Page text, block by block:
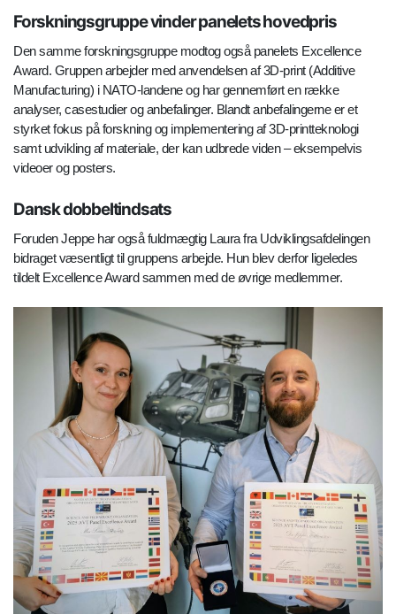
Forskningsgruppe vinder panelets hovedpris
Den samme forskningsgruppe modtog også panelets Excellence
Award. Gruppen arbejder med anvendelsen af 3D-print (Additive
Manufacturing) i NATO-landene og har gennemført en række
analyser, casestudier og anbefalinger. Blandt anbefalingerne er et
styrket fokus på forskning og implementering af 3D-printteknologi
samt udvikling af materiale, der kan udbrede viden – eksempelvis
videoer og posters.
Dansk dobbeltindsats
Foruden Jeppe har også fuldmægtig Laura fra Udviklingsafdelingen
bidraget væsentligt til gruppens arbejde. Hun blev derfor ligeledes
tildelt Excellence Award sammen med de øvrige medlemmer.